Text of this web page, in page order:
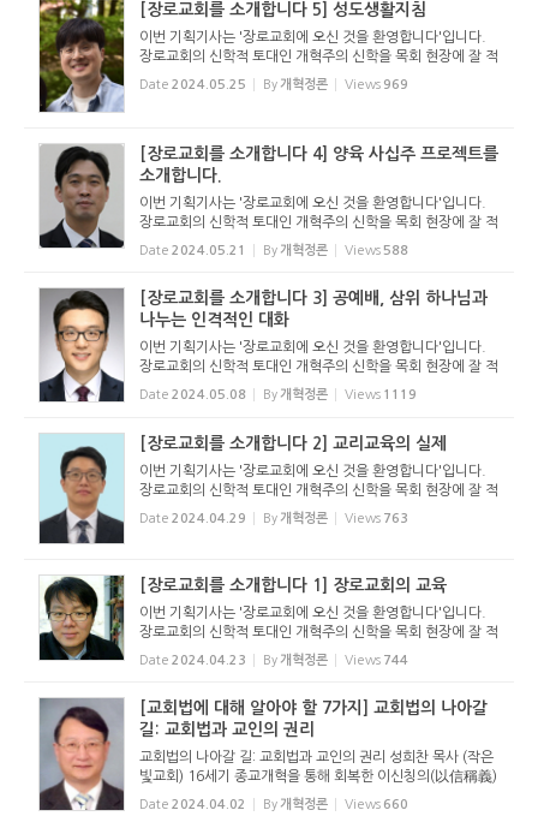
[장로교회를 소개합니다 5] 성도생활지침
이번 기획기사는 '장로교회에 오신 것을 환영합니다'입니다.
장로교회의 신학적 토대인 개혁주의 신학을 목회 현장에 잘 적
용할 때 건강한 장로교회가 세워집니다. 하지만 신학 이론을
목회 현장에 접목하는 것은 생각보다 어렵고 힘듭니다. 여기에
Date 2024.05.25 By 개혁정론 Views 969
[장로교회를 소개합니다 4] 양육 사십주 프로젝트를
소개합니다.
이번 기획기사는 '장로교회에 오신 것을 환영합니다'입니다.
장로교회의 신학적 토대인 개혁주의 신학을 목회 현장에 잘 적
용할 때 건강한 장로교회가 세워집니다. 하지만 신학 이론을
목회 현장에 접목하는 것은 생각보다 어렵고 힘듭니다. 여기에
Date 2024.05.21 By 개혁정론 Views 588
[장로교회를 소개합니다 3] 공예배, 삼위 하나님과
나누는 인격적인 대화
이번 기획기사는 '장로교회에 오신 것을 환영합니다'입니다.
장로교회의 신학적 토대인 개혁주의 신학을 목회 현장에 잘 적
용할 때 건강한 장로교회가 세워집니다. 하지만 신학 이론을
목회 현장에 접목하는 것은 생각보다 어렵고 힘듭니다. 여기에
Date 2024.05.08 By 개혁정론 Views 1119
[장로교회를 소개합니다 2] 교리교육의 실제
이번 기획기사는 '장로교회에 오신 것을 환영합니다'입니다.
장로교회의 신학적 토대인 개혁주의 신학을 목회 현장에 잘 적
용할 때 건강한 장로교회가 세워집니다. 하지만 신학 이론을
목회 현장에 접목하는 것은 생각보다 어렵고 힘듭니다. 여기에
Date 2024.04.29 By 개혁정론 Views 763
[장로교회를 소개합니다 1] 장로교회의 교육
이번 기획기사는 '장로교회에 오신 것을 환영합니다'입니다.
장로교회의 신학적 토대인 개혁주의 신학을 목회 현장에 잘 적
용할 때 건강한 장로교회가 세워집니다. 하지만 신학 이론을
목회 현장에 접목하는 것은 생각보다 어렵고 힘듭니다. 여기에
Date 2024.04.23 By 개혁정론 Views 744
[교회법에 대해 알아야 할 7가지] 교회법의 나아갈
길: 교회법과 교인의 권리
교회법의 나아갈 길: 교회법과 교인의 권리 성희찬 목사 (작은
빛교회) 16세기 종교개혁을 통해 회복한 이신칭의(以信稱義)
복음은 바른 교훈의 회복을 넘어 교회정치에서 교인 한 사람
한 사람이 얼마나 중요한지를 각성시켰다. 특히, 교회에서 교
Date 2024.04.02 By 개혁정론 Views 660